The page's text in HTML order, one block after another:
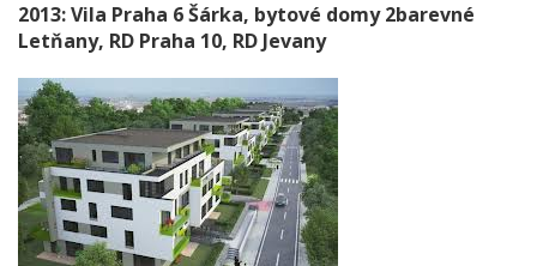
2013: Vila Praha 6 Šárka, bytové domy 2barevné
Letňany, RD Praha 10, RD Jevany